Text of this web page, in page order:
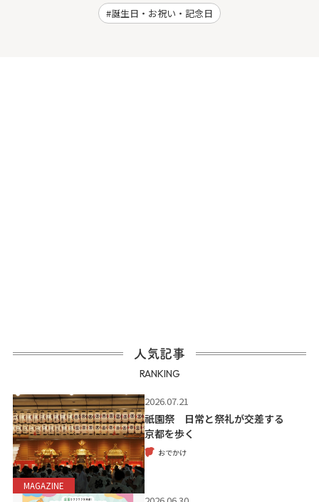
誕生日・お祝い・記念日
人気記事
RANKING
MAGAZINE
2026.07.21
祇園祭 日常と祭礼が交差する
京都を歩く
おでかけ